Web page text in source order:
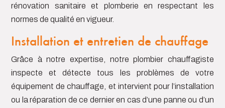
rénovation sanitaire et plomberie en respectant les
normes de qualité en vigueur.
Installation et entretien de chauffage
Grâce à notre expertise, notre plombier chauffagiste
inspecte et détecte tous les problèmes de votre
équipement de chauffage, et intervient pour l’installation
ou la réparation de ce dernier en cas d’une panne ou d’un